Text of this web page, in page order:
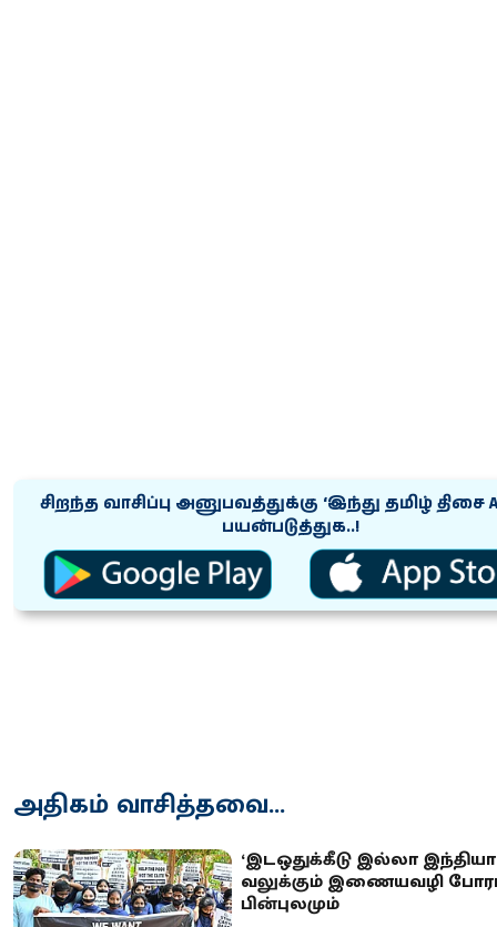
சிறந்த வாசிப்பு அனுபவத்துக்கு ‘இந்து தமிழ் திசை
பயன்படுத்துக..!
அதிகம் வாசித்தவை...
‘இடஒதுக்கீடு இல்லா
வலுக்கும் இணையவழி
பின்புலமும்